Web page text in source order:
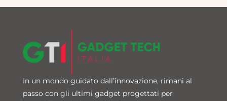
In un mondo guidato dall’innovazione, rimani al
passo con gli ultimi gadget progettati per